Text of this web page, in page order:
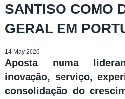
SANTISO COMO
GERAL EM
14 May 2026
Aposta numa
inovação, serviço,
consolidação do